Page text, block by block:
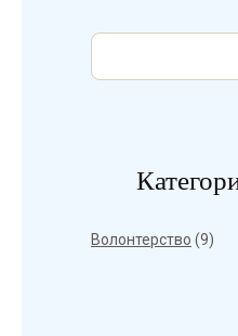
Волонтерство (9)